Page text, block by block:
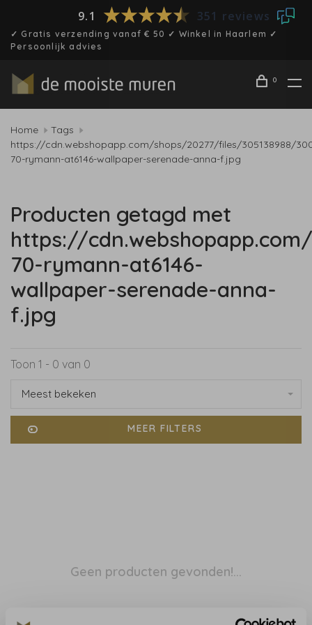
9.1 351 reviews
✓ Gratis verzending vanaf € 50 ✓ Winkel in Haarlem ✓
Persoonlijk advies
0
Home
Tags
https://cdn.webshopapp.com/shops/20277/files/305138988/
70-rymann-at6146-wallpaper-serenade-anna-f.jpg
Producten getagd met
https://
70-rymann-at6146-
wallpaper-serenade-anna-
f.jpg
Toon 1 - 0 van 0
Meest bekeken
MEER FILTERS
Geen producten gevonden!...